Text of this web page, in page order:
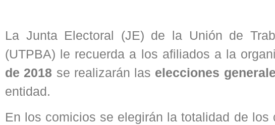
La Junta Electoral (JE) de la Unión de
(UTPBA) le recuerda a los afiliados a la
de 2018 se realizarán las elecciones
entidad.
En los comicios se elegirán la totalidad de los